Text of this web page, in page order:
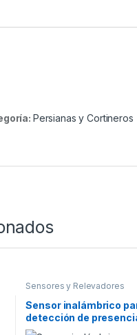
Persianas y Cortineros
Sensores y Relevadores
Sensor inalámbrico
detección de